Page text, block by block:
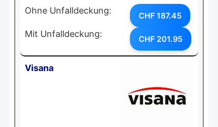
Ohne Unfalldeckung: CHF 187.45
Mit Unfalldeckung: CHF 201.95
Visana